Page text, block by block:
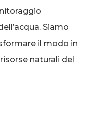
Siamo
il modo in
naturali del